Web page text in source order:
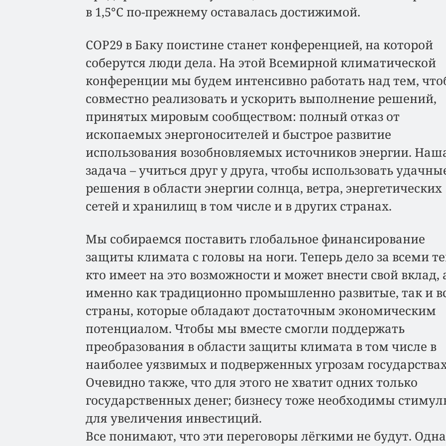
в 1,5°C по-прежнему оставалась достижимой.
COP29 в Баку поистине станет конференцией, на которой
соберутся люди дела. На этой Всемирной климатической
конференции мы будем интенсивно работать над тем,
совместно реализовать и ускорить выполнение решений,
принятых мировым сообществом: полный отказ от
ископаемых энергоносителей и быстрое развитие
использования возобновляемых источников энергии.
задача – учиться друг у друга, чтобы использовать
решения в области энергии солнца, ветра, энергетических
сетей и хранилищ в том числе и в других странах.
Мы собираемся поставить глобальное финансирование
защиты климата с головы на ноги. Теперь дело за всеми
кто имеет на это возможности и может внести свой вклад,
именно как традиционно промышленно развитые, так и
страны, которые обладают достаточным экономическим
потенциалом. Чтобы мы вместе смогли поддержать
преобразования в области защиты климата в том числе в
наиболее уязвимых и подверженных угрозам
Очевидно также, что для этого не хватит одних только
государственных денег; бизнесу тоже необходимы
для увеличения инвестиций.
Все понимают, что эти переговоры лёгкими не будут.